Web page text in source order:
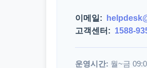
이메일:
고객센터: 1588-
운영시간: 월~금